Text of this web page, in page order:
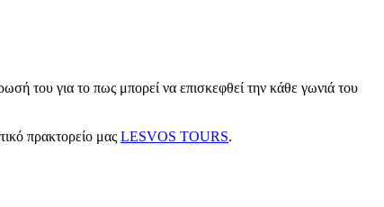
του για το πως μπορεί να επισκεφθεί την κάθε γωνιά του
πρακτορείο μας LESVOS TOURS.